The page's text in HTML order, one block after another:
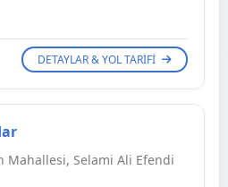
DETAYLAR & YOL TARIFI
Mahallesi, Selami Ali Efendi